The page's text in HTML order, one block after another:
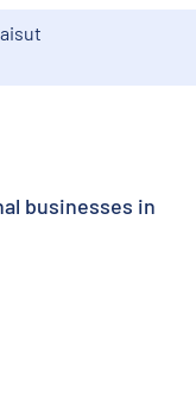
businesses in